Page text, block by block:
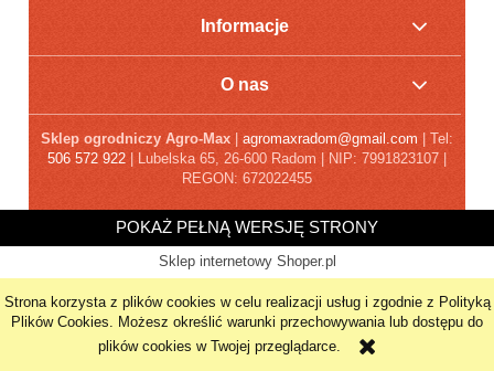
Strona korzysta z plików cookies w celu realizacji usług i zgodnie z Polityką
Plików Cookies. Możesz określić warunki przechowywania lub dostępu do
plików cookies w Twojej przeglądarce.
Informacje
O nas
Sklep ogrodniczy Agro-Max | agromaxradom@gmail.com | Tel:
506 572 922 | Lubelska 65, 26-600 Radom | NIP: 7991823107 |
REGON: 672022455
POKAŻ PEŁNĄ WERSJĘ STRONY
Sklep internetowy Shoper.pl